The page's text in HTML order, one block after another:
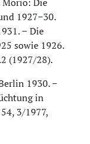
1927−30.
− Die
sowie 1926.
(1927/28).
1930. −
in
3/1977,